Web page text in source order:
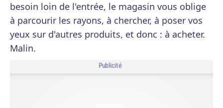
besoin loin de l'entrée, le magasin vous oblige
à parcourir les rayons, à chercher, à poser vos
yeux sur d'autres produits, et donc : à acheter.
Malin.
Publicité